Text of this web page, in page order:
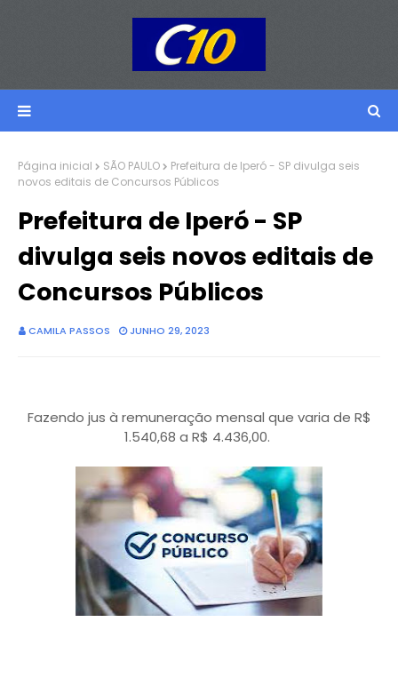
Página inicial SÃO PAULO
Prefeitura de Iperó - SP divulga seis
novos editais de Concursos Públicos
Prefeitura de Iperó - SP
divulga seis novos editais de
Concursos Públicos
CAMILA PASSOS JUNHO 29, 2023
Fazendo jus à remuneração mensal que varia de R$
1.540,68 a R$ 4.436,00.